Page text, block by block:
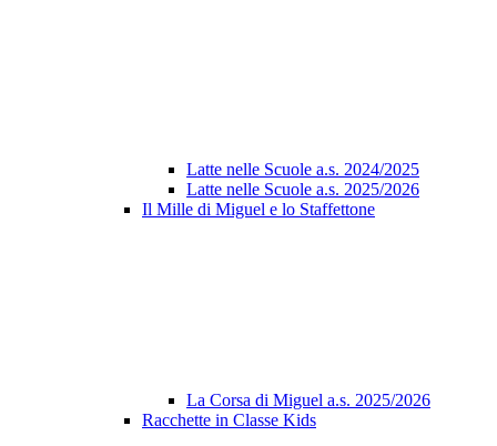
Latte nelle Scuole a.s. 2024/2025
Latte nelle Scuole a.s. 2025/2026
Il Mille di Miguel e lo Staffettone
La Corsa di Miguel a.s. 2025/2026
Racchette in Classe Kids